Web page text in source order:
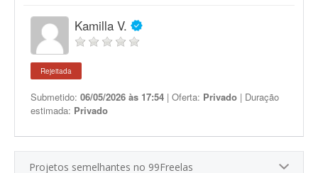
Kamilla V.
Rejeitada
Submetido: 06/05/2026 às 17:54 | Oferta: Privado | Duração
estimada: Privado
Projetos semelhantes no 99Freelas